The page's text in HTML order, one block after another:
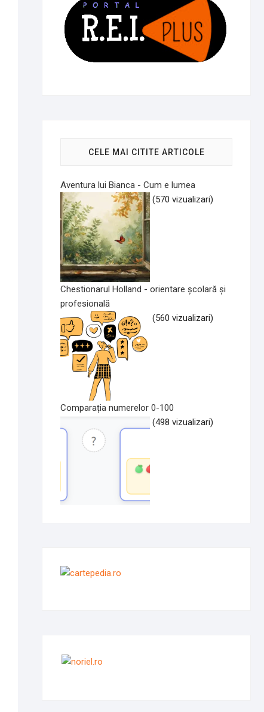
CELE MAI CITITE ARTICOLE
Aventura lui Bianca - Cum e lumea
(570 vizualizari)
Chestionarul Holland - orientare școlară și
profesională
(560 vizualizari)
Comparația numerelor 0-100
(498 vizualizari)